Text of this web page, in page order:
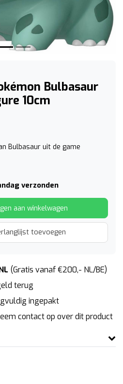
Bulbasaur
10cm
Bulbasaur uit de game
verzonden
aan winkelwagen
toevoegen
(Gratis vanaf €200,- NL/BE)
terug
ingepakt
contact op over dit product